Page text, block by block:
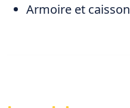
Armoire et caisson